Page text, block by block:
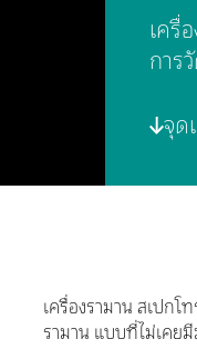
เครื่
การ
จุด
เครื่องรามาน สเปก
รามาน แบบที่ไม่เคย